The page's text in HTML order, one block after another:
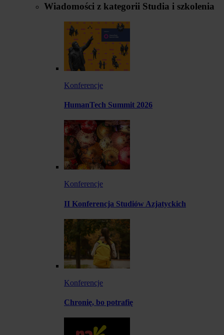
Wiadomości z kategorii Studia i szkolenia
Konferencje
HumanTech Summit 2026
Konferencje
II Konferencja Studiów Azjatyckich
Konferencje
Chronię, bo potrafię